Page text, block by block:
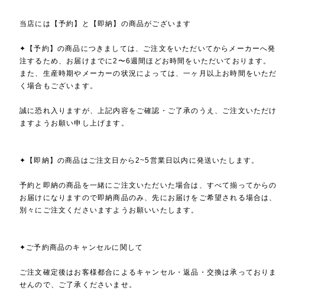
当店には【予約】と【即納】の商品がございます
✦【予約】の商品につきましては、ご注文をいただいてからメーカーへ発
注するため、お届けまでに2〜6週間ほどお時間をいただいております。
また、生産時期やメーカーの状況によっては、一ヶ月以上お時間をいただ
く場合もございます。
誠に恐れ入りますが、上記内容をご確認・ご了承のうえ、ご注文いただけ
ますようお願い申し上げます。
✦【即納】の商品はご注文日から2~5営業日以内に発送いたします。
予約と即納の商品を一緒にご注文いただいた場合は、すべて揃ってからの
お届けになりますので即納商品のみ、先にお届けをご希望される場合は、
別々にご注文くださいますようお願いいたします。
✦ご予約商品のキャンセルに関して
ご注文確定後はお客様都合によるキャンセル・返品・交換は承っておりま
せんので、ご了承くださいませ。